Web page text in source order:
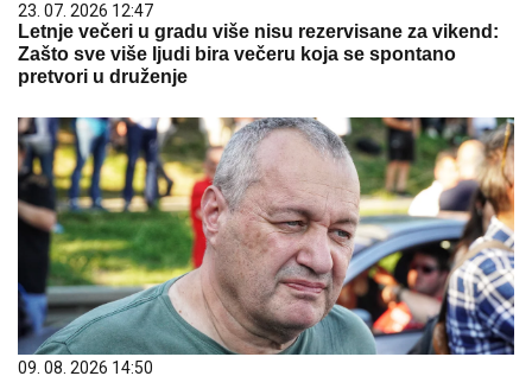
23. 07. 2026 12:47
Letnje večeri u gradu više nisu rezervisane za vikend:
Zašto sve više ljudi bira večeru koja se spontano
pretvori u druženje
09. 08. 2026 14:50